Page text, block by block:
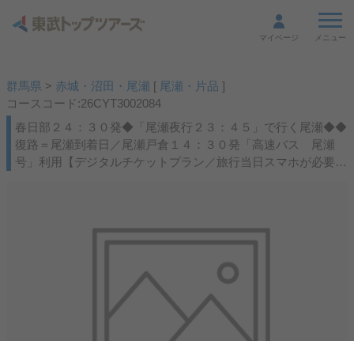
マイページ メニュー
群馬県 > 赤城・沼田・尾瀬 [ 尾瀬・片品 ]
コースコード:26CYT3002084
春日部２４：３０発◆「尾瀬夜行２３：４５」で行く尾瀬◆◆
復路＝尾瀬到着日／尾瀬戸倉１４：３０発「高速バス 尾瀬
号」利用【デジタルチケットプラン／旅行当日スマホが必要】